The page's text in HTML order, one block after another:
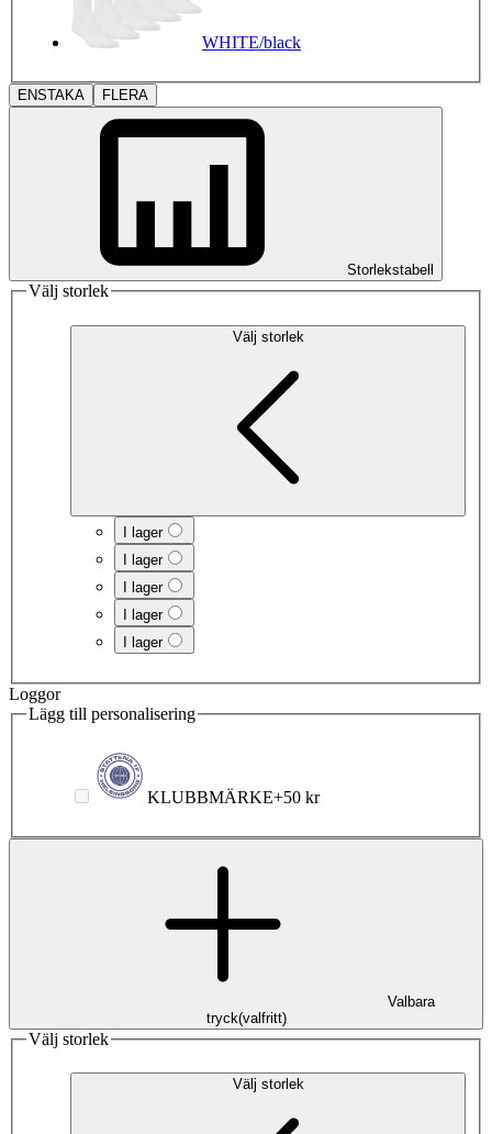
WHITE/black
ENSTAKA FLERA
Storlekstabell
Välj storlek
Välj storlek
I lager
I lager
I lager
I lager
I lager
Loggor
Lägg till personalisering
KLUBBMÄRKE+50 kr
Valbara
tryck(valfritt)
Välj storlek
Välj storlek